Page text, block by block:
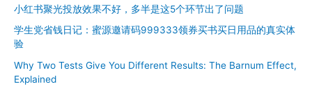
小红书聚光投放效果不好，多半是这5个环节出了问题
学生党省钱日记：蜜源邀请码999333领券买书买日用品的真实体
验
Why Two Tests Give You Different Results: The Barnum Effect,
Explained